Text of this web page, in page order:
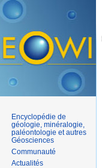
Encyclopédie de
géologie, minéralogie,
paléontologie et autres
Géosciences
Communauté
Actualités